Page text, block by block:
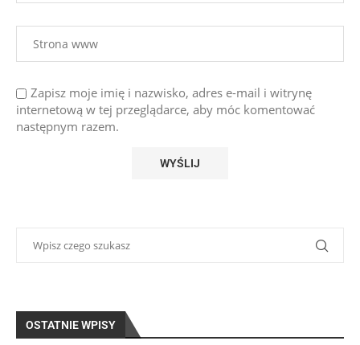
Zapisz moje imię i nazwisko, adres e-mail i witrynę
internetową w tej przeglądarce, aby móc komentować
następnym razem.
OSTATNIE WPISY